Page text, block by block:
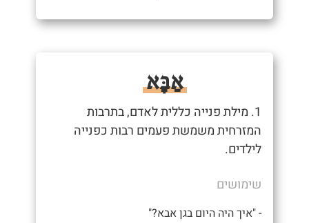
אַבָּא
1. מילת פנייה כללית לאדם, בתרבות
המזרחית משמשת פעמים רבות כפנייה
לילדים.
שימושים
- "איך היה היום בגן אבא?"